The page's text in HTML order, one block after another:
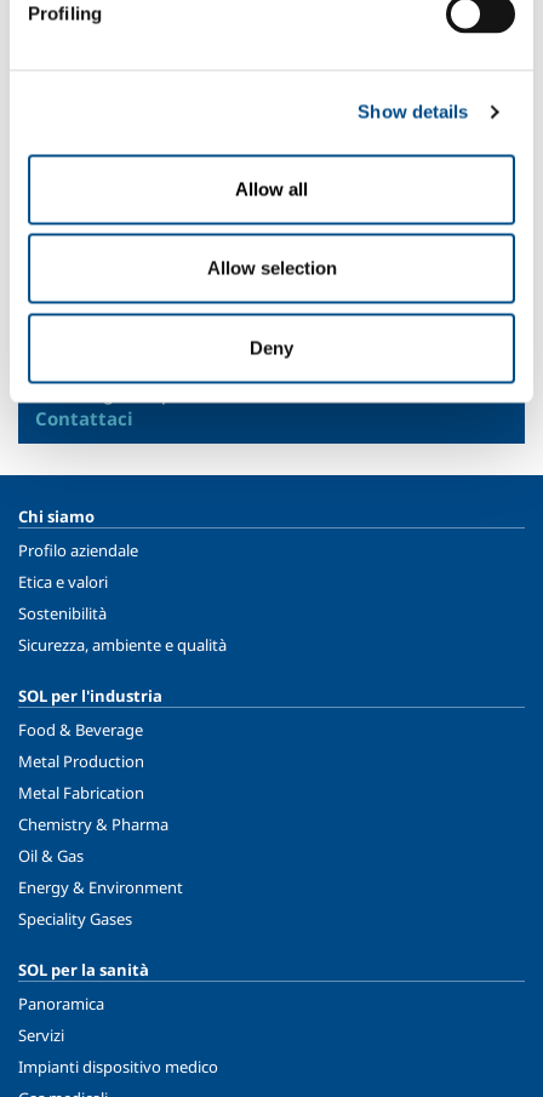
Profiling
Show details
Allow all
Allow selection
Deny
Settori di Applicazione
Gelato
Hai bisogno di più informazioni?
Contattaci
Chi siamo
Profilo aziendale
Etica e valori
Sostenibilità
Sicurezza, ambiente e qualità
SOL per l'industria
Food & Beverage
Metal Production
Metal Fabrication
Chemistry & Pharma
Oil & Gas
Energy & Environment
Speciality Gases
SOL per la sanità
Panoramica
Servizi
Impianti dispositivo medico